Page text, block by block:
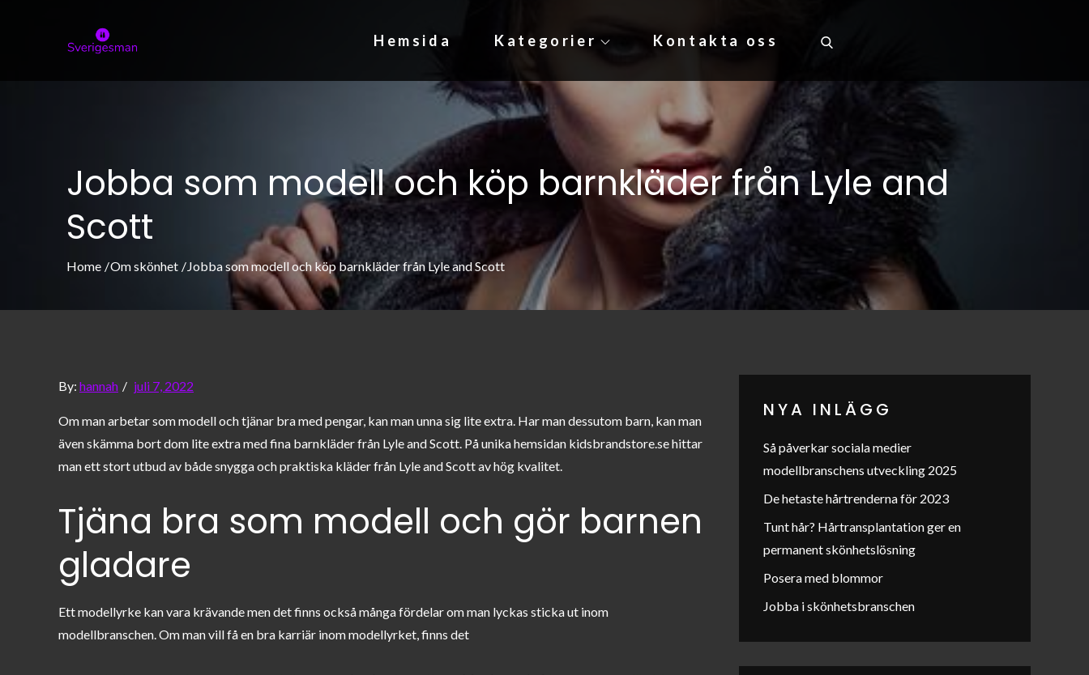
Hemsida Kategorier Kontakta oss
Jobba som modell och köp barnkläder från Lyle and
Scott
Home Om skönhet Jobba som modell och köp barnkläder från Lyle and Scott
By: hannah
Posted
juli 7, 2022
Om man arbetar som modell och tjänar bra med pengar, kan man unna sig lite extra. Har man dessutom barn, kan man
även skämma bort dom lite extra med fina barnkläder från Lyle and Scott. På unika hemsidan kidsbrandstore.se hittar
man ett stort utbud av både snygga och praktiska kläder från Lyle and Scott av hög kvalitet.
Tjäna bra som modell och gör barnen
gladare
Ett modellyrke kan vara krävande men det finns också många fördelar om man lyckas sticka ut inom
modellbranschen. Om man vill få en bra karriär inom modellyrket, finns det
NYA INLÄGG
Så påverkar sociala medier
modellbranschens utveckling 2025
De hetaste hårtrenderna för 2023
Tunt hår? Hårtransplantation ger en
permanent skönhetslösning
Posera med blommor
Jobba i skönhetsbranschen